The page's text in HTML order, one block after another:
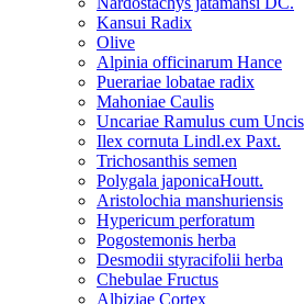
Kansui Radix
Olive
Alpinia officinarum Hance
Puerariae lobatae radix
Mahoniae Caulis
Uncariae Ramulus cum Uncis
Ilex cornuta Lindl.ex Paxt.
Trichosanthis semen
Polygala japonicaHoutt.
Aristolochia manshuriensis
Hypericum perforatum
Pogostemonis herba
Desmodii styracifolii herba
Chebulae Fructus
Albiziae Cortex